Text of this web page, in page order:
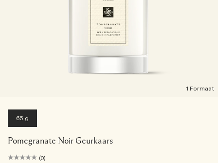
1 Formaat
65 g
Pomegranate Noir Geurkaars
(0)